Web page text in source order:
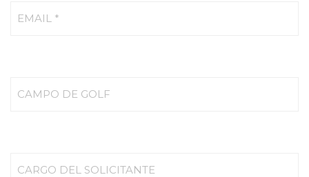
EMAIL *
CAMPO DE GOLF
CARGO DEL SOLICITANTE